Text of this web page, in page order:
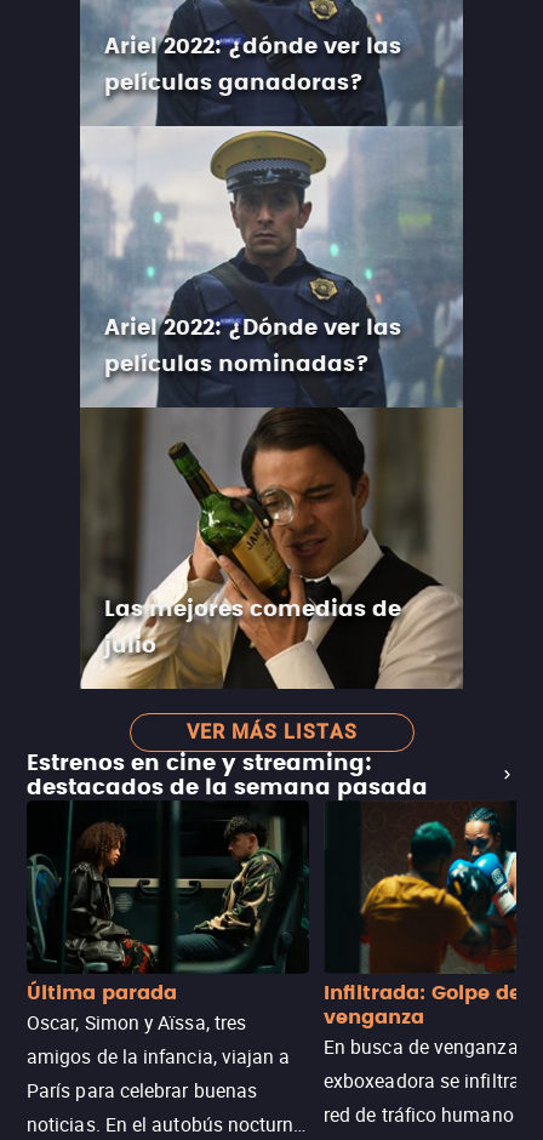
Ariel 2022: ¿dónde ver las
películas ganadoras?
Ariel 2022: ¿Dónde ver las
películas nominadas?
Las mejores comedias de
julio
VER MÁS LISTAS
Estrenos en cine y streaming:
destacados de la semana pasada
Última parada
Oscar, Simon y Aïssa, tres
amigos de la infancia, viajan a
París para celebrar buenas
noticias. En el autobús nocturno
Infiltrada: Golpe de
venganza
En busca de venganza,
exboxeadora se infiltra
red de tráfico humano